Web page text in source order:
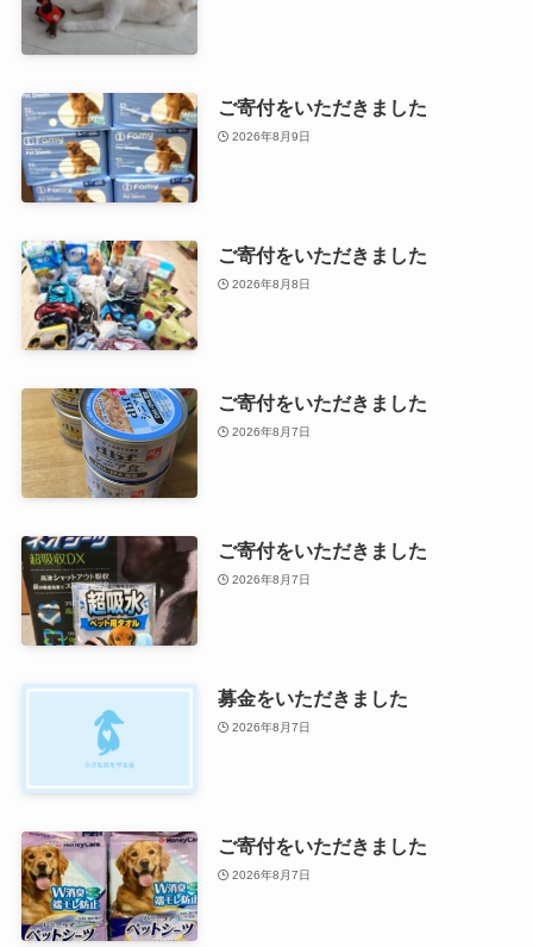
ご寄付をいただきました
2026年8月9日
ご寄付をいただきました
2026年8月8日
ご寄付をいただきました
2026年8月7日
ご寄付をいただきました
2026年8月7日
募金をいただきました
2026年8月7日
ご寄付をいただきました
2026年8月7日